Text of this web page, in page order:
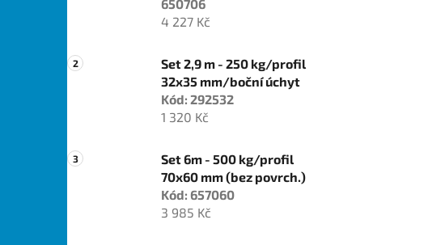
650706
4 227 Kč
Set 2,9 m - 250 kg/profil
32x35 mm/boční úchyt
Kód: 292532
1 320 Kč
Set 6m - 500 kg/profil
70x60 mm (bez povrch.)
Kód: 657060
3 985 Kč